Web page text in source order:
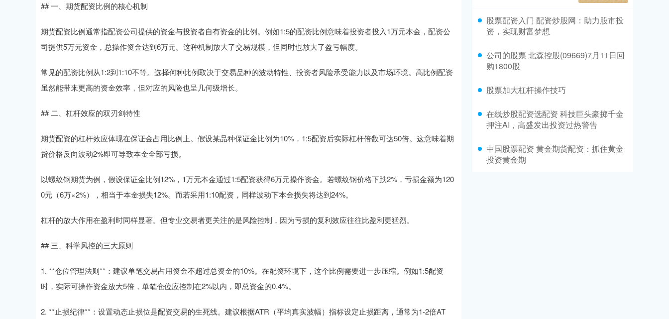
## 一、期货配资比例的核心机制
期货配资比例通常指配资公司提供的资金与投资者自有资金的比例。例如1:5的配资比例意味着投资者投入1万元本金，配资公
司提供5万元资金，总操作资金达到6万元。这种机制放大了交易规模，但同时也放大了盈亏幅度。
常见的配资比例从1:2到1:10不等。选择何种比例取决于交易品种的波动特性、投资者风险承受能力以及市场环境。高比例配资
虽然能带来更高的资金效率，但对应的风险也呈几何级增长。
## 二、杠杆效应的双刃剑特性
期货配资的杠杆效应体现在保证金占用比例上。假设某品种保证金比例为10%，1:5配资后实际杠杆倍数可达50倍。这意味着期
货价格反向波动2%即可导致本金全部亏损。
以螺纹钢期货为例，假设保证金比例12%，1万元本金通过1:5配资获得6万元操作资金。若螺纹钢价格下跌2%，亏损金额为120
0元（6万×2%），相当于本金损失12%。而若采用1:10配资，同样波动下本金损失将达到24%。
杠杆的放大作用在盈利时同样显著。但专业交易者更关注的是风险控制，因为亏损的复利效应往往比盈利更猛烈。
## 三、科学风控的三大原则
1. **仓位管理法则**：建议单笔交易占用资金不超过总资金的10%。在配资环境下，这个比例需要进一步压缩。例如1:5配资
时，实际可操作资金放大5倍，单笔仓位应控制在2%以内，即总资金的0.4%。
2. **止损纪律**：设置动态止损位是配资交易的生死线。建议根据ATR（平均真实波幅）指标设定止损距离，通常为1-2倍AT
股票配资入门 配资炒股网：助力股市投
资，实现财富梦想
公司的股票 北森控股(09669)7月11日回
购1800股
股票加大杠杆操作技巧
在线炒股配资选配资 科技巨头豪掷千金
押注AI，高盛发出投资过热警告
中国股票配资 黄金期货配资：抓住黄金
投资黄金期